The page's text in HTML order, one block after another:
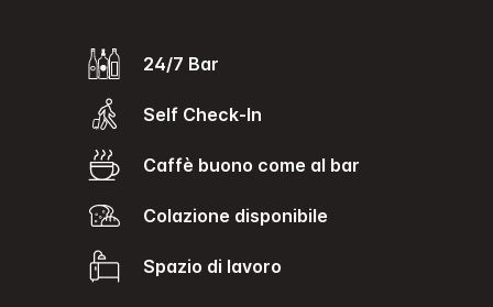
24/7 Bar
Self Check-In
caffè buono come al bar
Colazione disponibile
Spazio di lavoro